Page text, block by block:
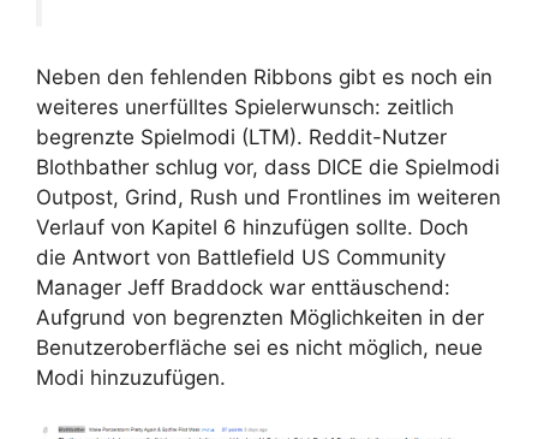
Neben den fehlenden Ribbons gibt es noch ein
weiteres unerfülltes Spielerwunsch: zeitlich
begrenzte Spielmodi (LTM). Reddit-Nutzer
Blothbather schlug vor, dass DICE die Spielmodi
Outpost, Grind, Rush und Frontlines im weiteren
Verlauf von Kapitel 6 hinzufügen sollte. Doch
die Antwort von Battlefield US Community
Manager Jeff Braddock war enttäuschend:
Aufgrund von begrenzten Möglichkeiten in der
Benutzeroberfläche sei es nicht möglich, neue
Modi hinzuzufügen.